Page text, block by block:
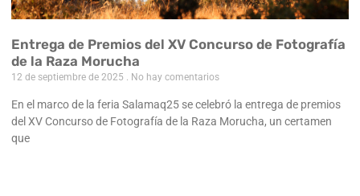
Entrega de Premios del XV Concurso de Fotografía
de la Raza Morucha
12 de septiembre de 2025 No hay comentarios
En el marco de la feria Salamaq25 se celebró la entrega de premios
del XV Concurso de Fotografía de la Raza Morucha, un certamen
que